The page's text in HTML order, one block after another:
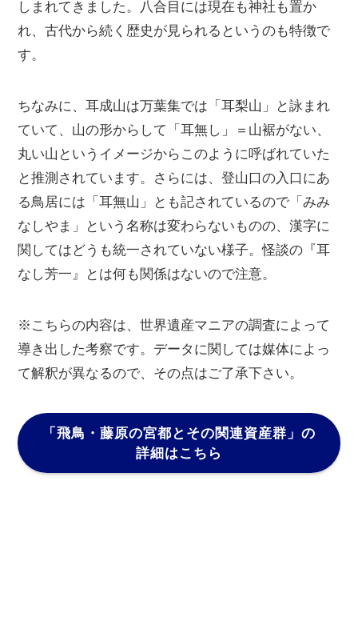
しまれてきました。八合目には現在も神社も置か
れ、古代から続く歴史が見られるというのも特徴で
す。
ちなみに、耳成山は万葉集では「耳梨山」と詠まれ
ていて、山の形からして「耳無し」＝山裾がない、
丸い山というイメージからこのように呼ばれていた
と推測されています。さらには、登山口の入口にあ
る鳥居には「耳無山」とも記されているので「みみ
なしやま」という名称は変わらないものの、漢字に
関してはどうも統一されていない様子。怪談の『耳
なし芳一』とは何も関係はないので注意。
※こちらの内容は、世界遺産マニアの調査によって
導き出した考察です。データに関しては媒体によっ
て解釈が異なるので、その点はご了承下さい。
「飛鳥・藤原の宮都とその関連資産群」 の
詳細はこちら